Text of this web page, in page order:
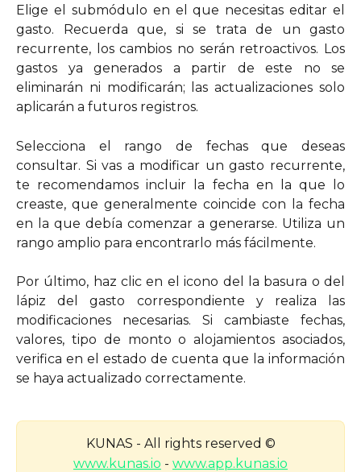
Elige el submódulo en el que necesitas editar el
gasto. Recuerda que, si se trata de un gasto
recurrente, los cambios no serán retroactivos. Los
gastos ya generados a partir de este no se
eliminarán ni modificarán; las actualizaciones solo
aplicarán a futuros registros.
Selecciona el rango de fechas que deseas
consultar. Si vas a modificar un gasto recurrente,
te recomendamos incluir la fecha en la que lo
creaste, que generalmente coincide con la fecha
en la que debía comenzar a generarse. Utiliza un
rango amplio para encontrarlo más fácilmente.
Por último, haz clic en el icono del la basura o del
lápiz del gasto correspondiente y realiza las
modificaciones necesarias. Si cambiaste fechas,
valores, tipo de monto o alojamientos asociados,
verifica en el estado de cuenta que la información
se haya actualizado correctamente.
KUNAS - All rights reserved ©
www.kunas.io - www.app.kunas.io